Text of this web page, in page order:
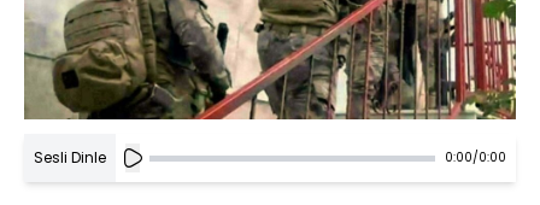
Sesli Dinle 0:00/0:00